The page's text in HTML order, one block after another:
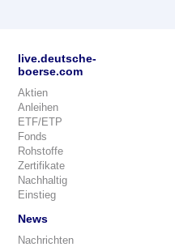
live.deutsche-
boerse.com
Aktien
Anleihen
ETF/ETP
Fonds
Rohstoffe
Zertifikate
Nachhaltig
Einstieg
News
Nachrichten